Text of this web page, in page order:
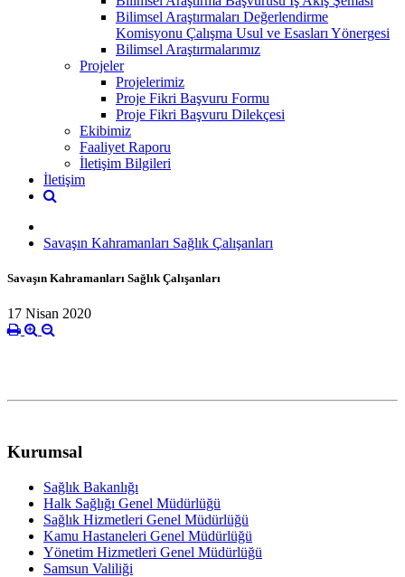
Bilimsel Araştırmaları Değerlendirme
Komisyonu Çalışma Usul ve Esasları Yönergesi
Bilimsel Araştırmalarımız
Projeler
Projelerimiz
Proje Fikri Başvuru Formu
Proje Fikri Başvuru Dilekçesi
Ekibimiz
Faaliyet Raporu
İletişim Bilgileri
İletişim
Savaşın Kahramanları Sağlık Çalışanları
Savaşın Kahramanları Sağlık Çalışanları
17 Nisan 2020
Kurumsal
Sağlık Bakanlığı
Halk Sağlığı Genel Müdürlüğü
Sağlık Hizmetleri Genel Müdürlüğü
Kamu Hastaneleri Genel Müdürlüğü
Yönetim Hizmetleri Genel Müdürlüğü
Samsun Valiliği